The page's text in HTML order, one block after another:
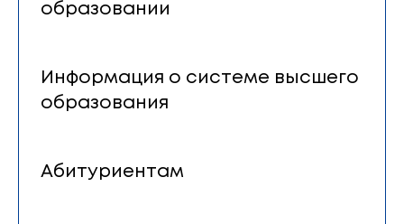
образовании
Информация о системе высшего
образования
Абитуриентам